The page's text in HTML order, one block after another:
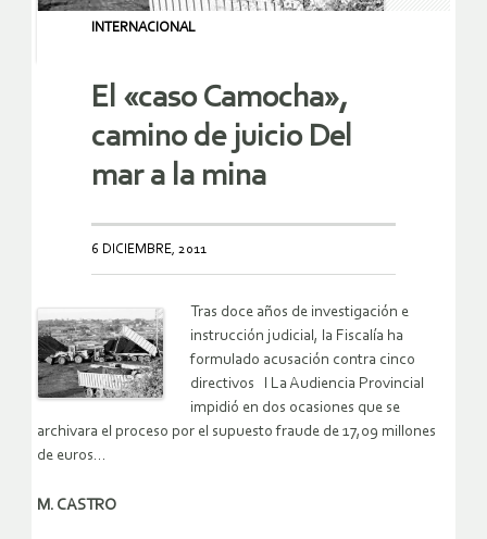
INTERNACIONAL
El «caso Camocha»,
camino de juicio Del
mar a la mina
6 DICIEMBRE, 2011
Tras doce años de investigación e
instrucción judicial, la Fiscalía ha
formulado acusación contra cinco
directivos l La Audiencia Provincial
impidió en dos ocasiones que se
archivara el proceso por el supuesto fraude de 17,09 millones
de euros…
M. CASTRO